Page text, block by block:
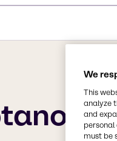
We
This
analyze
and
must be